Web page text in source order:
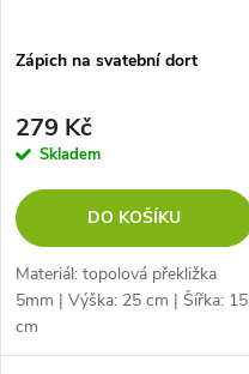
Zápich na svatební dort
279 Kč
Skladem
DO KOŠÍKU
Materiál: topolová překližka
5mm | Výška: 25 cm | Šířka: 15
cm